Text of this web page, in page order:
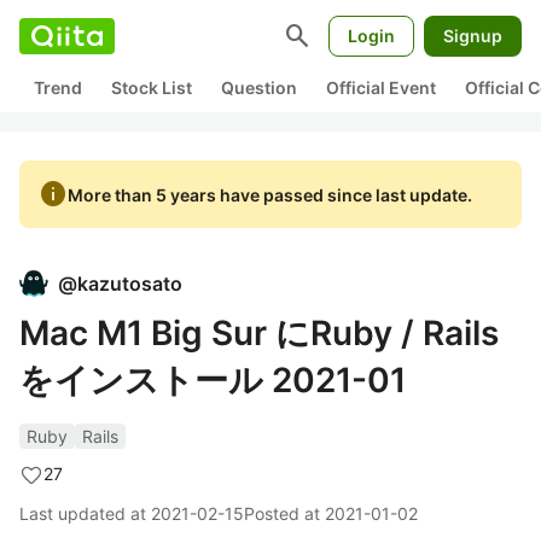
search Login Signup
Trend Stock List Question Official Event Official
infoMore than 5 years have passed since last update.
@kazutosato
Mac M1 Big Sur にRuby / Rails
をインストール 2021-01
Ruby
Rails
27
Last updated at 2021-02-15Posted at 2021-01-02